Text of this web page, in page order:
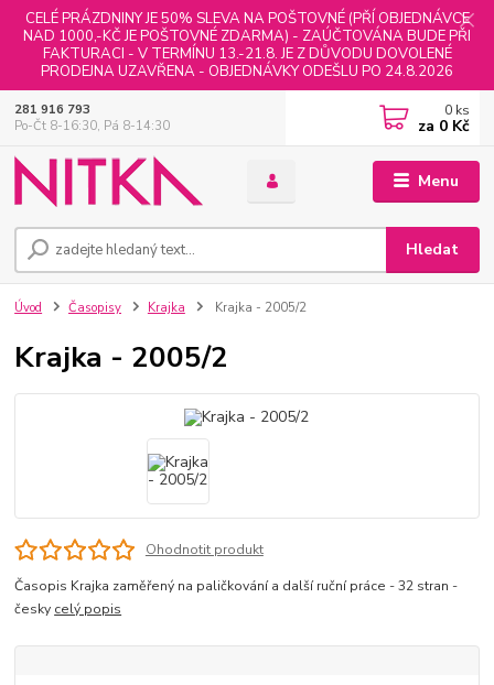
CELÉ PRÁZDNINY JE 50% SLEVA NA POŠTOVNÉ (PŘÍ OBJEDNÁVCE
NAD 1000,-KČ JE POŠTOVNÉ ZDARMA) - ZAÚČTOVÁNA BUDE PŘI
FAKTURACI - V TERMÍNU 13.-21.8. JE Z DŮVODU DOVOLENÉ
PRODEJNA UZAVŘENA - OBJEDNÁVKY ODEŠLU PO 24.8.2026
Menu
Hledat
281 916 793
Po-Čt 8-16:30, Pá 8-14:30
0 ks
za 0 Kč
Úvod Časopisy Krajka Krajka - 2005/2
Krajka - 2005/2
Ohodnotit produkt
Časopis Krajka zaměřený na paličkování a další ruční práce - 32 stran -
česky celý popis